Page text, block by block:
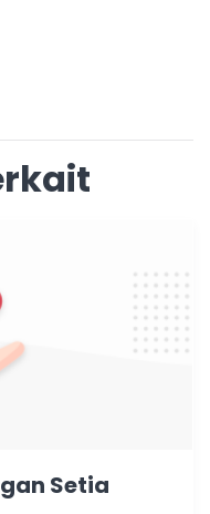
Setia